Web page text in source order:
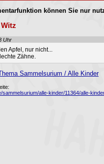
können Sie nur
Uhr
Apfel, nur nicht...
Zähne.
Sammelsurium / Alle Kinder
sammelsurium/alle-kinder/11364/alle-